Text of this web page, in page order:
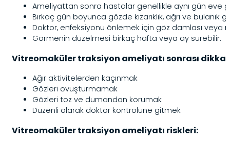
Ameliyattan sonra hastalar genellikle aynı gün eve
Birkaç gün boyunca gözde kızarıklık, ağrı ve bulanık
Doktor, enfeksiyonu önlemek için göz damlası veya
Görmenin düzelmesi birkaç hafta veya ay sürebilir.
Vitreomaküler traksiyon ameliyatı sonrası
Ağır aktivitelerden kaçınmak
Gözleri ovuşturmamak
Gözleri toz ve dumandan korumak
Düzenli olarak doktor kontrolüne gitmek
Vitreomaküler traksiyon ameliyatı riskleri: